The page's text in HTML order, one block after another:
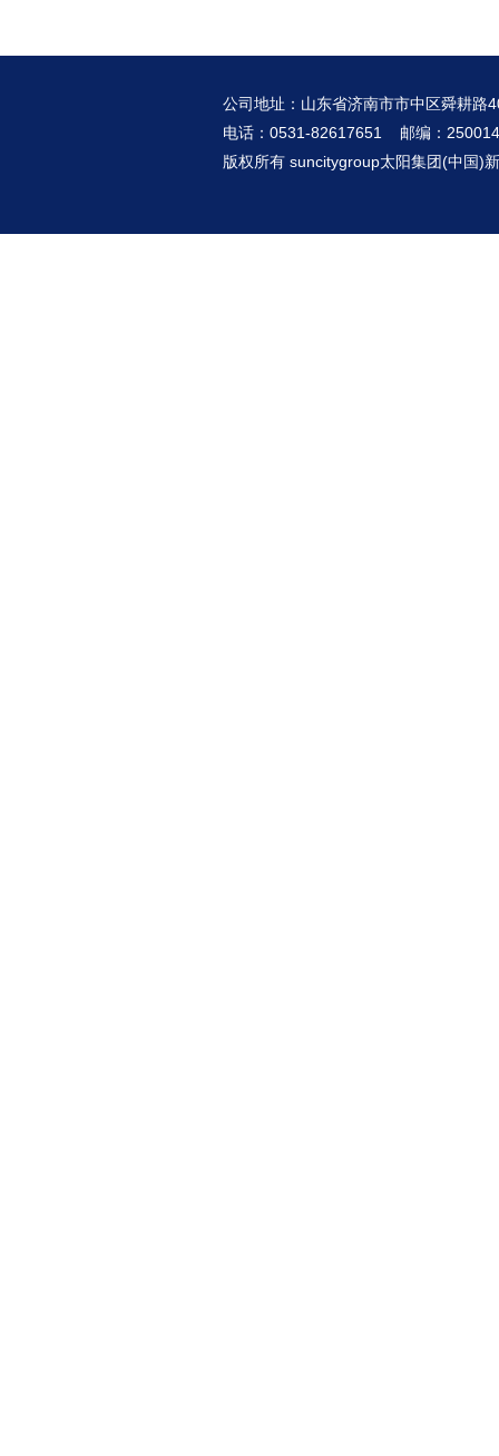
公司地址：山东省济南市市中区舜耕路
电话：0531-82617651 邮编：250014
版权所有 suncitygroup太阳集团(中国)